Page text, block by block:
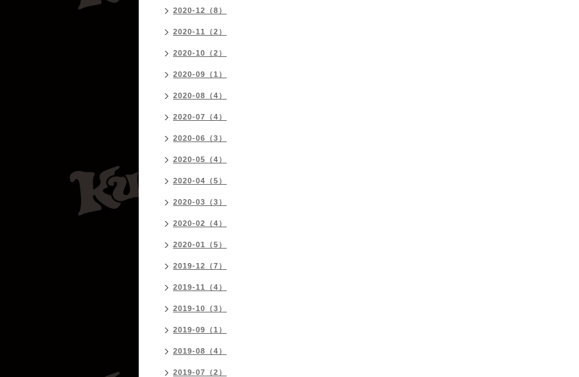
2020-12（8）
2020-11（2）
2020-10（2）
2020-09（1）
2020-08（4）
2020-07（4）
2020-06（3）
2020-05（4）
2020-04（5）
2020-03（3）
2020-02（4）
2020-01（5）
2019-12（7）
2019-11（4）
2019-10（3）
2019-09（1）
2019-08（4）
2019-07（2）